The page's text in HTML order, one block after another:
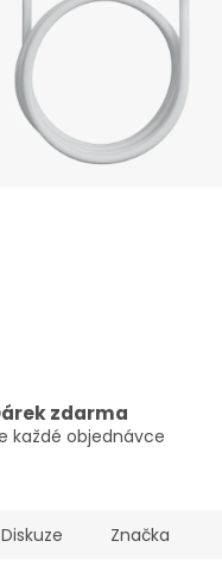
zdarma
každé objednávce
Diskuze Značka